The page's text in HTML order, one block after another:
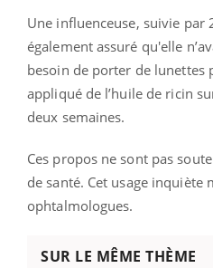
Une influenceuse, suivie par
également assuré qu'elle
besoin de porter de lunettes
appliqué de l’huile de ricin
deux semaines.
Ces propos ne sont pas
de santé. Cet usage inquiète
ophtalmologues.
SUR LE MÊME THÈME